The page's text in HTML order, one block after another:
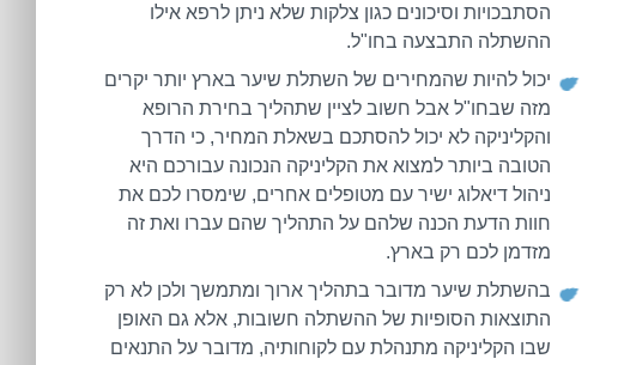
הסתבכויות וסיכונים כגון צלקות שלא ניתן לרפא אילו
ההשתלה התבצעה בחו"ל.
יכול להיות שהמחירים של השתלת שיער בארץ יותר יקרים
מזה שבחו"ל אבל חשוב לציין שתהליך בחירת הרופא
והקליניקה לא יכול להסתכם בשאלת המחיר, כי הדרך
הטובה ביותר למצוא את הקליניקה הנכונה עבורכם היא
ניהול דיאלוג ישיר עם מטופלים אחרים, שימסרו לכם את
חוות הדעת הכנה שלהם על התהליך שהם עברו ואת זה
מזדמן לכם רק בארץ.
בהשתלת שיער מדובר בתהליך ארוך ומתמשך ולכן לא רק
התוצאות הסופיות של ההשתלה חשובות, אלא גם האופן
שבו הקליניקה מתנהלת עם לקוחותיה, מדובר על התנאים